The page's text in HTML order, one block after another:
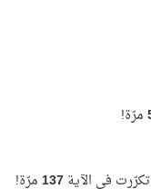
مرّة!
في الآية137مرّة!